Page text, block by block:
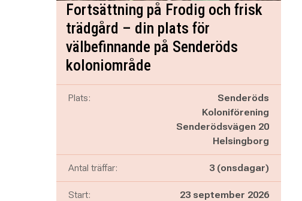
Fortsättning på Frodig och frisk
trädgård – din plats för
välbefinnande på Senderöds
koloniområde
Plats:
Senderöds
Koloniförening
Senderödsvägen 20
Helsingborg
Antal träffar: 3 (onsdagar)
Start: 23 september 2026